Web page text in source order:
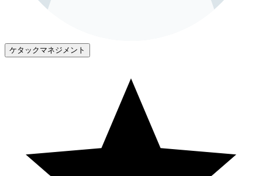
ケタックマネジメント